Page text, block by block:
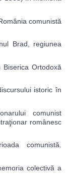
comunistă
Brad, regiunea
Ortodoxă
istoric în
comunist
românesc
comunistă.
colectivă a